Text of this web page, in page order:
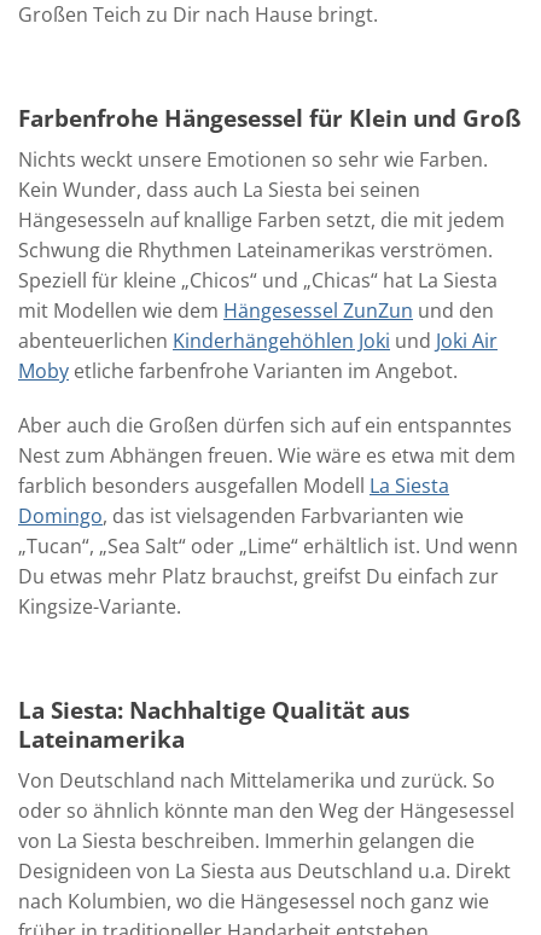
Großen Teich zu Dir nach Hause bringt.
Farbenfrohe Hängesessel für Klein und Groß
Nichts weckt unsere Emotionen so sehr wie Farben.
Kein Wunder, dass auch La Siesta bei seinen
Hängesesseln auf knallige Farben setzt, die mit jedem
Schwung die Rhythmen Lateinamerikas verströmen.
Speziell für kleine „Chicos“ und „Chicas“ hat La Siesta
mit Modellen wie dem Hängesessel ZunZun und den
abenteuerlichen Kinderhängehöhlen Joki und Joki Air
Moby etliche farbenfrohe Varianten im Angebot.
Aber auch die Großen dürfen sich auf ein entspanntes
Nest zum Abhängen freuen. Wie wäre es etwa mit dem
farblich besonders ausgefallen Modell La Siesta
Domingo, das ist vielsagenden Farbvarianten wie
„Tucan“, „Sea Salt“ oder „Lime“ erhältlich ist. Und wenn
Du etwas mehr Platz brauchst, greifst Du einfach zur
Kingsize-Variante.
La Siesta: Nachhaltige Qualität aus
Lateinamerika
Von Deutschland nach Mittelamerika und zurück. So
oder so ähnlich könnte man den Weg der Hängesessel
von La Siesta beschreiben. Immerhin gelangen die
Designideen von La Siesta aus Deutschland u.a. Direkt
nach Kolumbien, wo die Hängesessel noch ganz wie